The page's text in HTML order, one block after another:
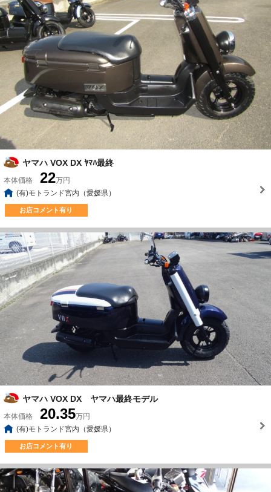
ヤマハ VOX DX ﾔﾏﾊ最終
本体価格 22万円
(有)モトランド宮内（愛媛県）
お店コメント有り
ヤマハ VOX DX ヤマハ最終モデル
本体価格 20.35万円
(有)モトランド宮内（愛媛県）
お店コメント有り